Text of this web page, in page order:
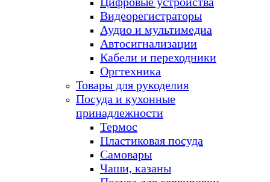
Видеорегистраторы
Аудио и мультимедиа
Автосигнализации
Кабели и переходники
Оргтехника
Товары для рукоделия
Посуда и кухонные
принадлежности
Термос
Пластиковая посуда
Самовары
Чаши, казаны